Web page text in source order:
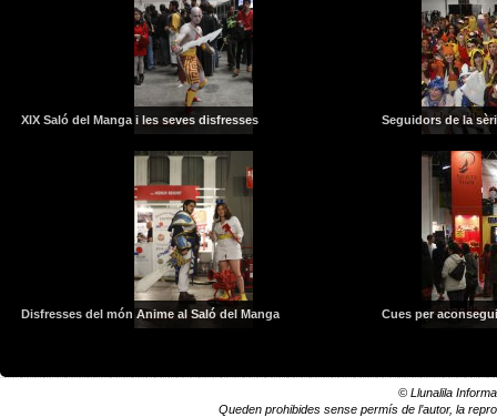
XIX Saló del Manga i les seves disfresses Seguidors de la
Disfresses del món Anime al Saló del Manga Cues per
© Llunalila
Queden prohibides sense permís de l’autor, la